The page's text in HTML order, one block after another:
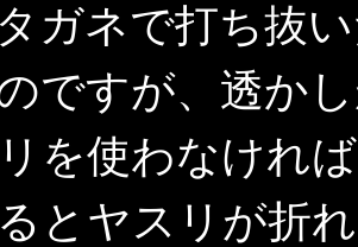
ガネで打ち抜
のですが、透か
を使わなけれ
とヤスリが折